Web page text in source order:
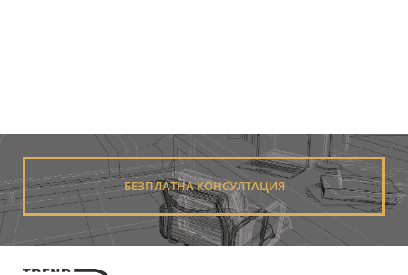
БЕЗПЛАТНА КОНСУЛТАЦИЯ